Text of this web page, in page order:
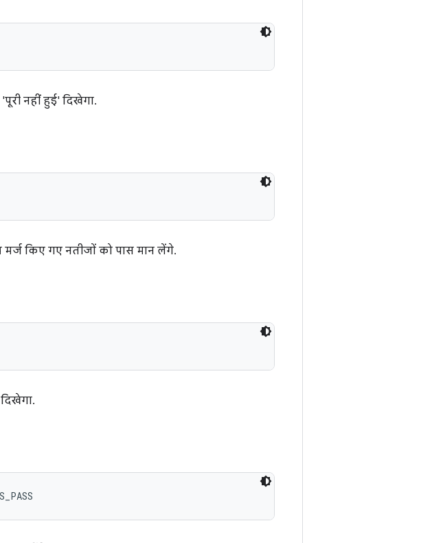
नहीं हुई' दिखेगा.
किए गए नतीजों को पास मान लेंगे.